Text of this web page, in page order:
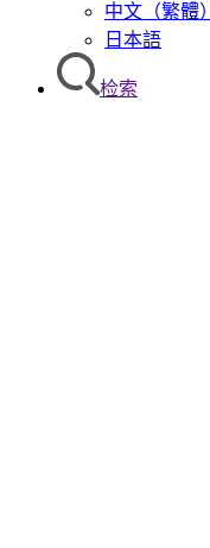
中文（繁體）
日本語
检索